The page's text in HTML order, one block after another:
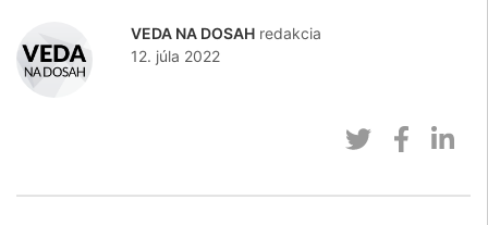
VEDA NA DOSAH redakcia
12. júla 2022